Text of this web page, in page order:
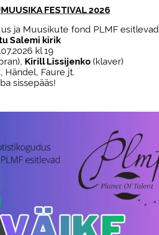
FESTIVAL 2026
ja Muusikute fond PLMF esitlevad
Salemi kirik
kl 19
Kirill Lissijenko (klaver)
Händel, Faure jt.
sissepääs!